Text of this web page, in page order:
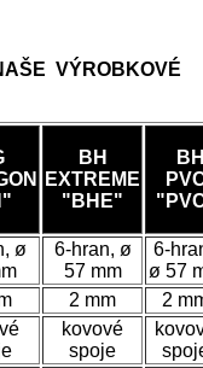
VÝROBKOVÉ
BH
EXTREME
"BHE"
ø
6-hran, ø
57 mm
6-
ø 57
2 mm
2
kovové
spoje